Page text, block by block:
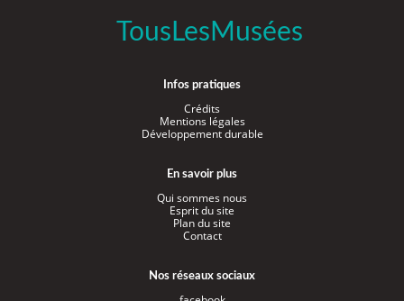
TousLesMusées
Infos pratiques
Crédits
Mentions légales
Développement durable
En savoir plus
Qui sommes nous
Esprit du site
Plan du site
Contact
Nos réseaux sociaux